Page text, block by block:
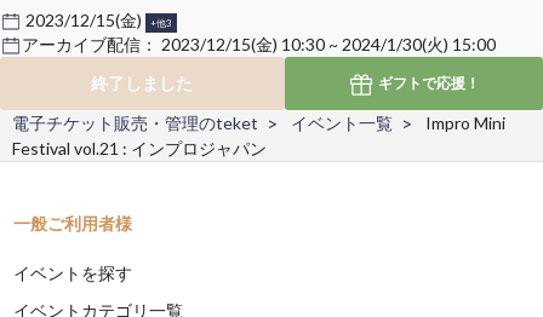
2023/12/15(金) +他3
アーカイブ配信： 2023/12/15(金) 10:30 ~ 2024/1/30(火) 15:00
終了しました
ギフトで応援！
電子チケット販売・管理のteket イベント一覧
Impro Mini
Festival vol.21 : インプロジャパン
一般ご利用者様
イベントを探す
イベントカテゴリ一覧